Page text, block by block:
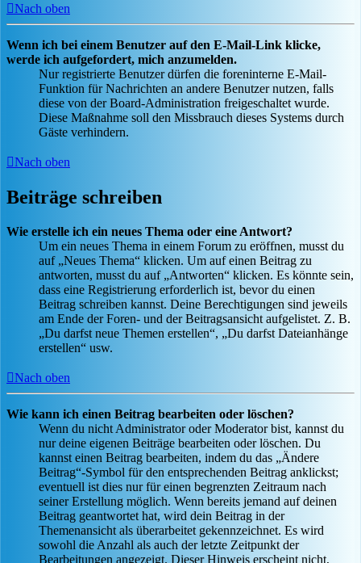
Nach oben
Wenn ich bei einem Benutzer auf den E-Mail-Link klicke,
werde ich aufgefordert, mich anzumelden.
Nur registrierte Benutzer dürfen die foreninterne E-Mail-
Funktion für Nachrichten an andere Benutzer nutzen, falls
diese von der Board-Administration freigeschaltet wurde.
Diese Maßnahme soll den Missbrauch dieses Systems durch
Gäste verhindern.
Nach oben
Beiträge schreiben
Wie erstelle ich ein neues Thema oder eine Antwort?
Um ein neues Thema in einem Forum zu eröffnen, musst du
auf „Neues Thema“ klicken. Um auf einen Beitrag zu
antworten, musst du auf „Antworten“ klicken. Es könnte sein,
dass eine Registrierung erforderlich ist, bevor du einen
Beitrag schreiben kannst. Deine Berechtigungen sind jeweils
am Ende der Foren- und der Beitragsansicht aufgelistet. Z. B.
„Du darfst neue Themen erstellen“, „Du darfst Dateianhänge
erstellen“ usw.
Nach oben
Wie kann ich einen Beitrag bearbeiten oder löschen?
Wenn du nicht Administrator oder Moderator bist, kannst du
nur deine eigenen Beiträge bearbeiten oder löschen. Du
kannst einen Beitrag bearbeiten, indem du das „Ändere
Beitrag“-Symbol für den entsprechenden Beitrag anklickst;
eventuell ist dies nur für einen begrenzten Zeitraum nach
seiner Erstellung möglich. Wenn bereits jemand auf deinen
Beitrag geantwortet hat, wird dein Beitrag in der
Themenansicht als überarbeitet gekennzeichnet. Es wird
sowohl die Anzahl als auch der letzte Zeitpunkt der
Bearbeitungen angezeigt. Dieser Hinweis erscheint nicht,